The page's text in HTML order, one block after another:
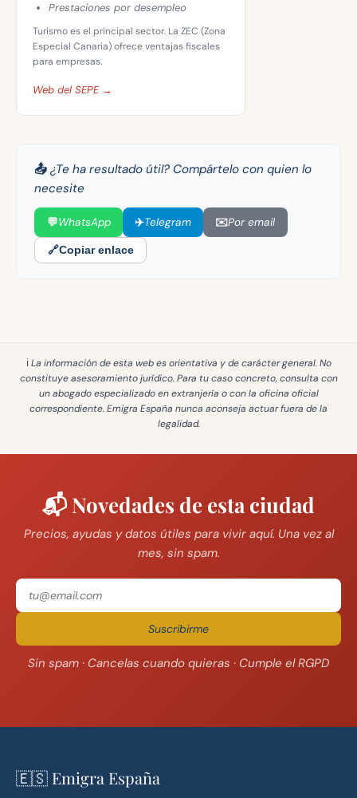
Prestaciones por desempleo
Turismo es el principal sector. La ZEC (Zona
Especial Canaria) ofrece ventajas fiscales
para empresas.
Web del SEPE →
📤 ¿Te ha resultado útil? Compártelo con quien lo
necesite
💬WhatsApp ✈️Telegram ✉️Por email
🔗Copiar enlace
ℹ️ La información de esta web esorientativa y de carácter general. No
constituye asesoramiento jurídico. Para tu caso concreto, consulta con
un abogado especializado en extranjería o con la oficina oficial
correspondiente. Emigra España nunca aconseja actuar fuera de la
legalidad.
📬 Novedades de esta ciudad
Precios, ayudas y datos útiles para vivir aquí. Una vez al
mes, sin spam.
Suscribirme
Sin spam · Cancelas cuando quieras · Cumple el RGPD
🇪🇸 Emigra España